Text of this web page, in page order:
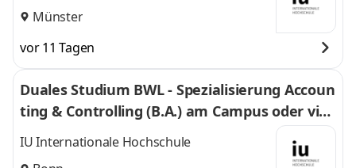
Münster
vor 11 Tagen
Duales Studium BWL - Spezialisierung Accoun
ting & Controlling (B.A.) am Campus oder virt
uell
IU Internationale Hochschule